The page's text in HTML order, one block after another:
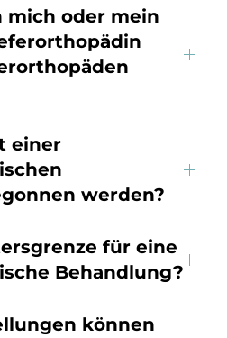
mich oder mein
einer
werden?
für eine
Behandlung?
können